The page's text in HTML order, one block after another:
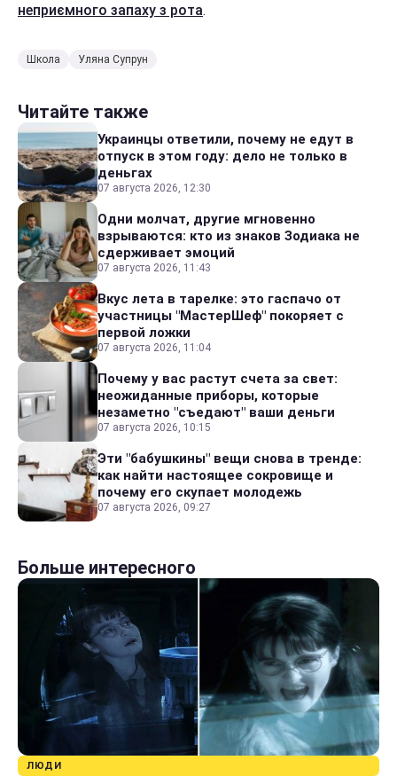
неприємного запаху з рота.
Школа Уляна Супрун
Читайте также
Украинцы ответили, почему не едут в
отпуск в этом году: дело не только в
деньгах
07 августа 2026, 12:30
Одни молчат, другие мгновенно
взрываются: кто из знаков Зодиака не
сдерживает эмоций
07 августа 2026, 11:43
Вкус лета в тарелке: это гаспачо от
участницы "МастерШеф" покоряет с
первой ложки
07 августа 2026, 11:04
Почему у вас растут счета за свет:
неожиданные приборы, которые
незаметно "съедают" ваши деньги
07 августа 2026, 10:15
Эти "бабушкины" вещи снова в тренде:
как найти настоящее сокровище и
почему его скупает молодежь
07 августа 2026, 09:27
Больше интересного
ЛЮДИ